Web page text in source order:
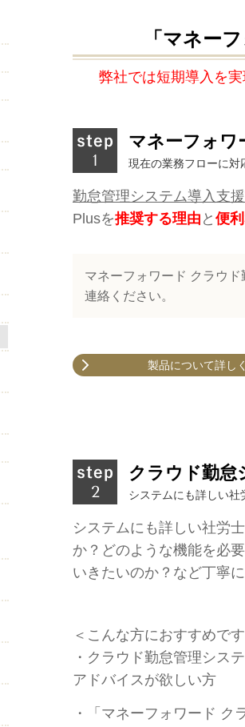
「マネー
弊社では短期導入を
マネーフォワ
現在の業務フローに対
勤怠管理システム導入支
Plusを推奨する理由 と 便
マネーフォワード クラウ
連絡ください。
製品について詳し
クラウド勤怠
システムにも詳しい社
システムにも詳しい社労
か？どのような機能を必
いきたいのか？など丁寧
＜こんな方におすすめで
・クラウド勤怠管理シス
アドバイスが欲しい方
・「マネーフォワード ク